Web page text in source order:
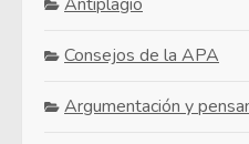
Consejos de la APA
Argumentación y